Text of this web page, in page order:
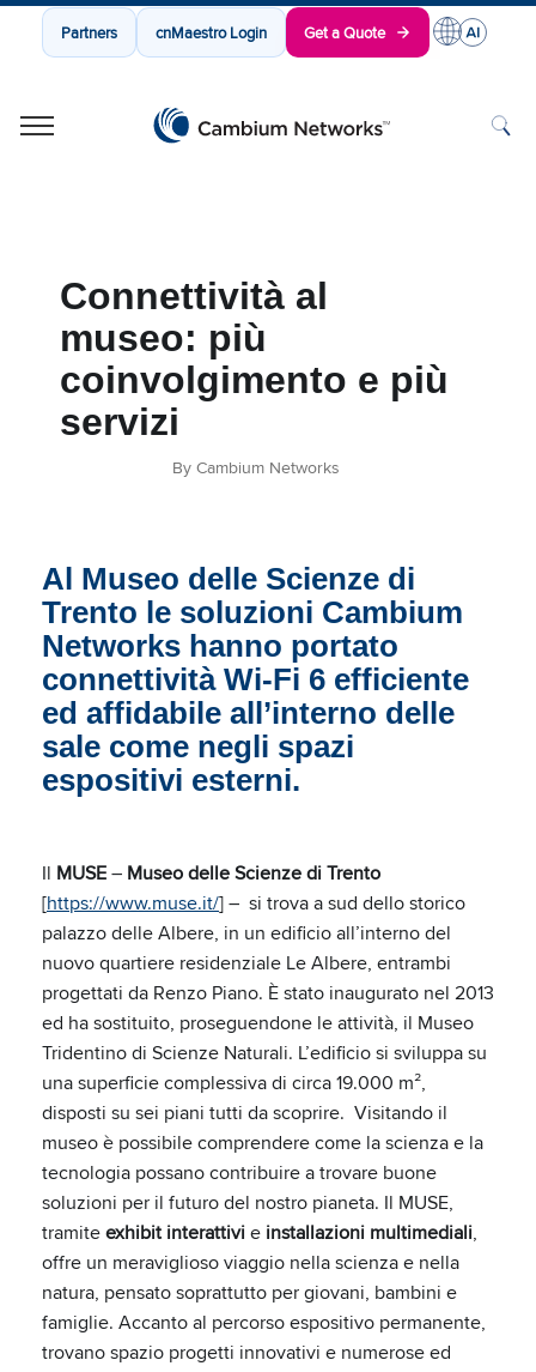
Partners cnMaestro Login Get a Quote
Connettività al
museo: più
coinvolgimento e più
servizi
By Cambium Networks
Al Museo delle Scienze di
Trento le soluzioni Cambium
Networks hanno portato
connettività Wi-Fi 6 efficiente
ed affidabile all’interno delle
sale come negli spazi
espositivi esterni.
Il MUSE– Museo delle Scienze di Trento
[https://www.muse.it/] – si trova a sud dello storico
palazzo delle Albere, in un edificio all’interno del
nuovo quartiere residenziale Le Albere, entrambi
progettati da Renzo Piano. È stato inaugurato nel 2013
ed ha sostituito, proseguendone le attività, il Museo
Tridentino di Scienze Naturali. L’edificio si sviluppa su
una superficie complessiva di circa 19.000 m²,
disposti su sei piani tutti da scoprire. Visitando il
museo è possibile comprendere come la scienza e la
tecnologia possano contribuire a trovare buone
soluzioni per il futuro del nostro pianeta. Il MUSE,
tramiteexhibit interattivie installazioni multimediali,
offre un meraviglioso viaggio nella scienza e nella
natura, pensato soprattutto per giovani, bambini e
famiglie. Accanto al percorso espositivo permanente,
trovano spazio progetti innovativi e numerose ed